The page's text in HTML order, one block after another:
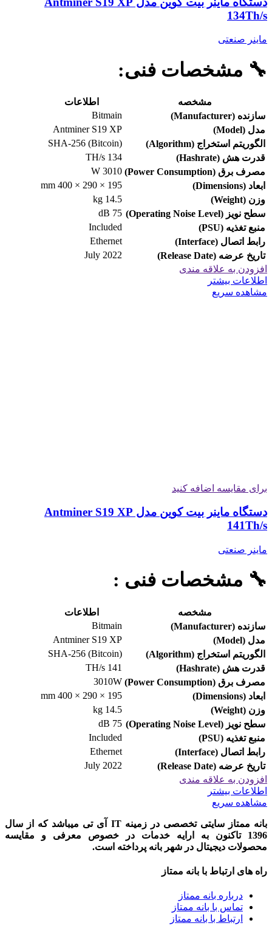
134Th/s
ماینر صنعتی
🔧 مشخصات فنی:
مشخصه
اطلاعات
سازنده (Manufacturer)
Bitmain
مدل (Model)
Antminer S19 XP
الگوریتم استخراج (Algorithm)
SHA-256 (Bitcoin)
قدرت هش (Hashrate)
134 TH/s
مصرف برق (Power Consumption)
3010 W
ابعاد (Dimensions)
195 × 290 × 400 mm
وزن (Weight)
14.5 kg
سطح نویز (Operating Noise Level)
75 dB
منبع تغذیه (PSU)
Included
رابط اتصال (Interface)
Ethernet
تاریخ عرضه (Release Date)
July 2022
افزودن به علاقه مندی
اطلاعات بیشتر
مشاهده سریع
برای مقایسه اضافه کنید
دستگاه ماینر بیت کوین مدل Antminer S19 XP
141Th/s
ماینر صنعتی
🔧 مشخصات فنی :
مشخصه
اطلاعات
سازنده (Manufacturer)
Bitmain
مدل (Model)
Antminer S19 XP
الگوریتم استخراج (Algorithm)
SHA-256 (Bitcoin)
قدرت هش (Hashrate)
141 TH/s
مصرف برق (Power Consumption)
3010W
ابعاد (Dimensions)
195 × 290 × 400 mm
وزن (Weight)
14.5 kg
سطح نویز (Operating Noise Level)
75 dB
منبع تغذیه (PSU)
Included
رابط اتصال (Interface)
Ethernet
تاریخ عرضه (Release Date)
July 2022
افزودن به علاقه مندی
اطلاعات بیشتر
مشاهده سریع
بانه ممتاز سایتی تخصصی در زمینه IT آی تی میباشد که از سال
1396 تاکنون به ارایه خدمات در خصوص معرفی و مقایسه
محصولات دیجیتال در شهر بانه پرداخته است.
راه های ارتباط با بانه ممتاز
درباره بانه ممتاز
تماس با بانه ممتاز
ارتباط با بانه ممتاز